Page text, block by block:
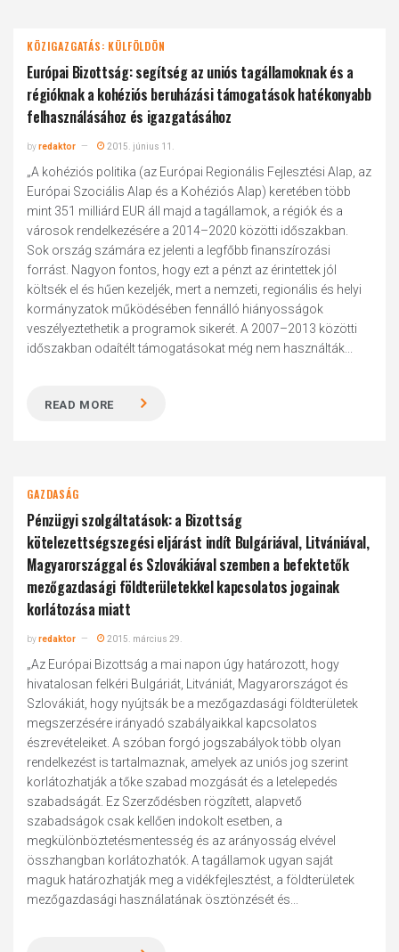
KÖZIGAZGATÁS: KÜLFÖLDÖN
Európai Bizottság: segítség az uniós tagállamoknak és a
régióknak a kohéziós beruházási támogatások hatékonyabb
felhasználásához és igazgatásához
byredaktor 2015. június 11.
„A kohéziós politika (az Európai Regionális Fejlesztési Alap, az
Európai Szociális Alap és a Kohéziós Alap) keretében több
mint 351 milliárd EUR áll majd a tagállamok, a régiók és a
városok rendelkezésére a 2014–2020 közötti időszakban.
Sok ország számára ez jelenti a legfőbb finanszírozási
forrást. Nagyon fontos, hogy ezt a pénzt az érintettek jól
költsék el és hűen kezeljék, mert a nemzeti, regionális és helyi
kormányzatok működésében fennálló hiányosságok
veszélyeztethetik a programok sikerét. A 2007–2013 közötti
időszakban odaítélt támogatásokat még nem használták...
READ MORE
GAZDASÁG
Pénzügyi szolgáltatások: a Bizottság
kötelezettségszegési eljárást indít Bulgáriával, Litvániával,
Magyarországgal és Szlovákiával szemben a befektetők
mezőgazdasági földterületekkel kapcsolatos jogainak
korlátozása miatt
byredaktor 2015. március 29.
„Az Európai Bizottság a mai napon úgy határozott, hogy
hivatalosan felkéri Bulgáriát, Litvániát, Magyarországot és
Szlovákiát, hogy nyújtsák be a mezőgazdasági földterületek
megszerzésére irányadó szabályaikkal kapcsolatos
észrevételeiket. A szóban forgó jogszabályok több olyan
rendelkezést is tartalmaznak, amelyek az uniós jog szerint
korlátozhatják a tőke szabad mozgását és a letelepedés
szabadságát. Ez Szerződésben rögzített, alapvető
szabadságok csak kellően indokolt esetben, a
megkülönböztetésmentesség és az arányosság elvével
összhangban korlátozhatók. A tagállamok ugyan saját
maguk határozhatják meg a vidékfejlesztést, a földterületek
mezőgazdasági használatának ösztönzését és...